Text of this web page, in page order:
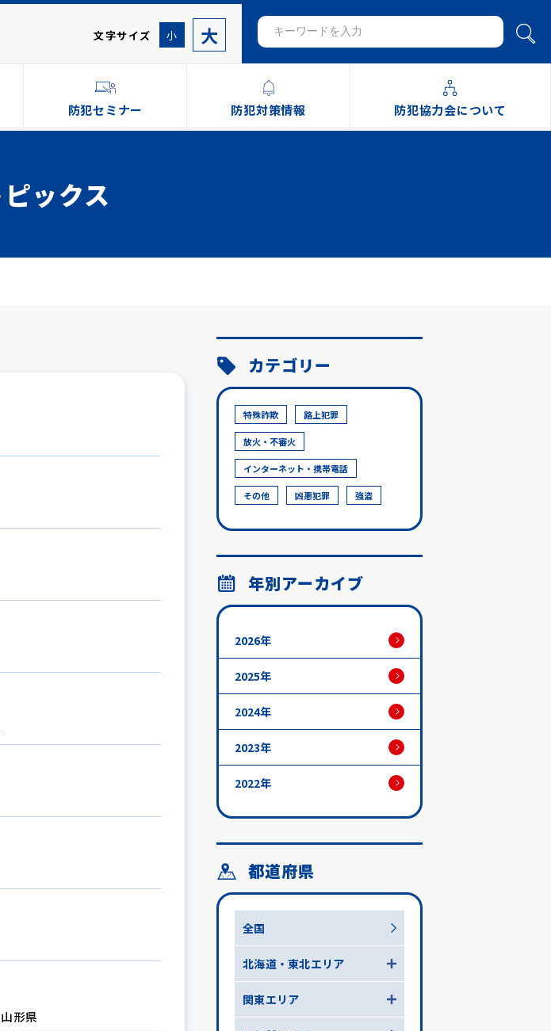
文字サイズ 小 大
防犯セミナー 防犯対策情報 防犯協力会について
ックス
形県
カテゴリー
特殊詐欺 路上犯罪
放火・不審火
インターネット・携帯電話
その他 凶悪犯罪 強盗
年別アーカイブ
2026年
2025年
2024年
2023年
2022年
都道府県
全国
北海道・東北エリア
関東エリア